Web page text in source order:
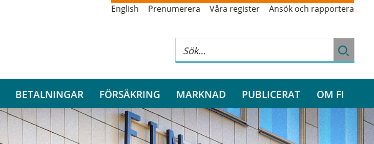
English Prenumerera Våra register Ansök och rapportera
BETALNINGAR FÖRSÄKRING MARKNAD PUBLICERAT OM FI